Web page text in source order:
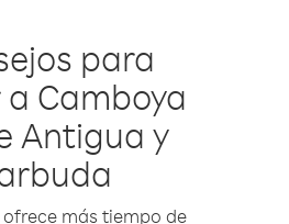
para
Camboya
Antigua y
más tiempo de